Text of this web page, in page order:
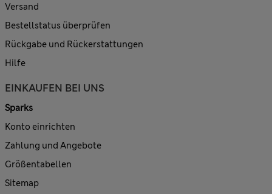
Versand
Bestellstatus überprüfen
Rückgabe und Rückerstattungen
Hilfe
EINKAUFEN BEI UNS
Sparks
Konto einrichten
Zahlung und Angebote
Größentabellen
Sitemap